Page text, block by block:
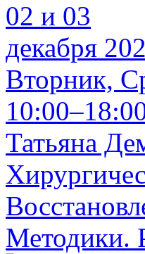
02 и 03
декабря
Вторник,
Татьяна
Методики.